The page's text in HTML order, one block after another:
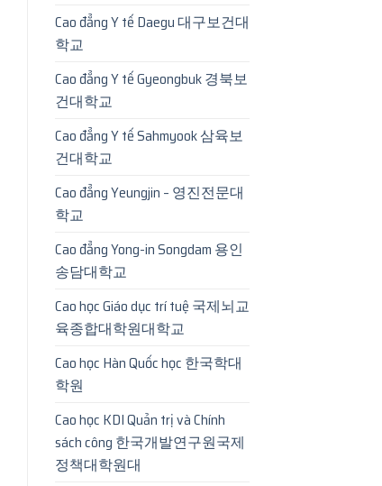
Cao đẳng Y tế Daegu 대구보건대
학교
Cao đẳng Y tế Gyeongbuk 경북보
건대학교
Cao đẳng Y tế Sahmyook 삼육보
건대학교
Cao đẳng Yeungjin – 영진전문대
학교
Cao đẳng Yong-in Songdam 용인
송담대학교
Cao học Giáo dục trí tuệ 국제뇌교
육종합대학원대학교
Cao học Hàn Quốc học 한국학대
학원
Cao học KDI Quản trị và Chính
sách công 한국개발연구원국제
정책대학원대